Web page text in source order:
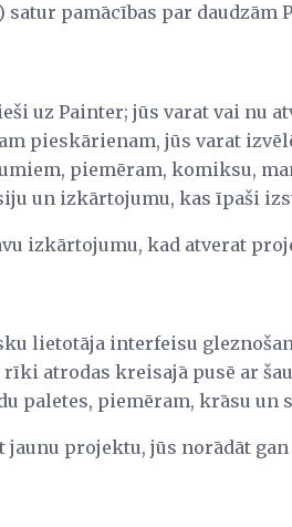
pamācības par daudzām
uz Painter; jūs varat vai nu
pieskārienam, jūs varat
piemēram, komiksu,
un izkārtojumu, kas īpaši
izkārtojumu, kad atverat
lietotāja interfeisu
atrodas kreisajā pusē ar
paletes, piemēram, krāsu un
jaunu projektu, jūs norādāt